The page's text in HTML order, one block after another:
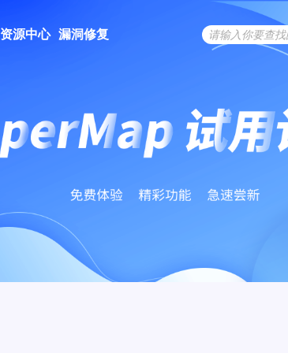
资源中心 漏洞修复